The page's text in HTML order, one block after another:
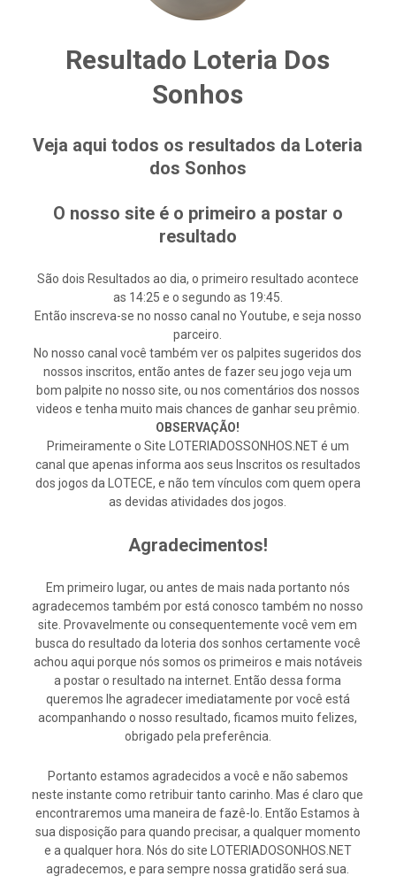
Resultado Loteria Dos
Sonhos
Veja aqui todos os resultados da Loteria
dos Sonhos
O nosso site é o primeiro a postar o
resultado
São dois Resultados ao dia, o primeiro resultado acontece
as 14:25 e o segundo as 19:45.
Então inscreva-se no nosso canal no Youtube, e seja nosso
parceiro.
No nosso canal você também ver os palpites sugeridos dos
nossos inscritos, então antes de fazer seu jogo veja um
bom palpite no nosso site, ou nos comentários dos nossos
videos e tenha muito mais chances de ganhar seu prêmio.
OBSERVAÇÃO!
Primeiramente o Site LOTERIADOSSONHOS.NET é um
canal que apenas informa aos seus Inscritos os resultados
dos jogos da LOTECE, e não tem vínculos com quem opera
as devidas atividades dos jogos.
Agradecimentos!
Em primeiro lugar, ou antes de mais nada portanto nós
agradecemos também por está conosco também no nosso
site. Provavelmente ou consequentemente você vem em
busca do resultado da loteria dos sonhos certamente você
achou aqui porque nós somos os primeiros e mais notáveis
a postar o resultado na internet. Então dessa forma
queremos lhe agradecer imediatamente por você está
acompanhando o nosso resultado, ficamos muito felizes,
obrigado pela preferência.
Portanto estamos agradecidos a você e não sabemos
neste instante como retribuir tanto carinho. Mas é claro que
encontraremos uma maneira de fazê-lo. Então Estamos à
sua disposição para quando precisar, a qualquer momento
e a qualquer hora. Nós do site LOTERIADOSONHOS.NET
agradecemos, e para sempre nossa gratidão será sua.